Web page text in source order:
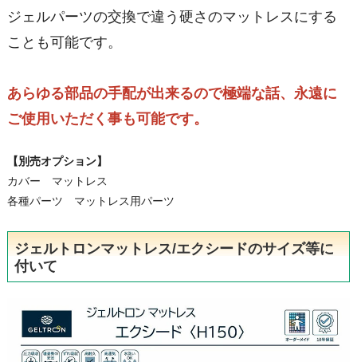
ジェルパーツの交換で違う硬さのマットレスにする
ことも可能です。
あらゆる部品の手配が出来るので極端な話、永遠に
ご使用いただく事も可能です。
【別売オプション】
カバー マットレス
各種パーツ マットレス用パーツ
ジェルトロンマットレス/エクシードのサイズ等に
付いて